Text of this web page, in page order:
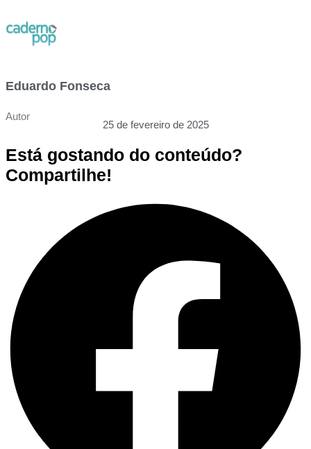
Eduardo Fonseca
Autor
25 de fevereiro de 2025
Está gostando do conteúdo?
Compartilhe!